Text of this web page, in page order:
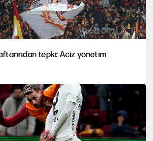
tepki: Aciz yönetim